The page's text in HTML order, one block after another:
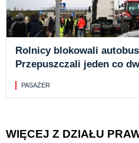
Rolnicy blokowali
Przepuszczali jeden co
PASAŻER
WIĘCEJ Z DZIAŁU